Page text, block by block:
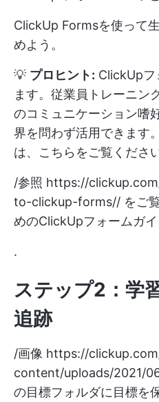
ClickUp Formsを使って
めよう。
💡 プロヒント: ClickUpフ
ます。従業員トレーニン
のコミュニケーション嗜
界を問わず活用できます
は、こちらをご覧ください
/参照 https://
to-clickup-forms// をご
めのClickUpフォームガ
.
ステップ2：学
追跡
/画像 https://
content/uploads/2021/
の目標フォルダに目標を